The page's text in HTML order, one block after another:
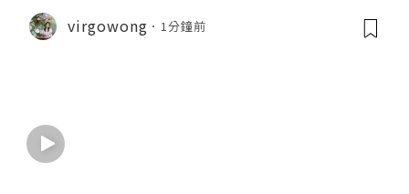
virgowong 1分鐘前